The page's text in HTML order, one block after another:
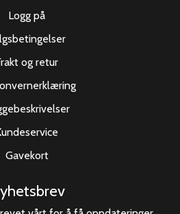
Logg på
og retur
Gavekort